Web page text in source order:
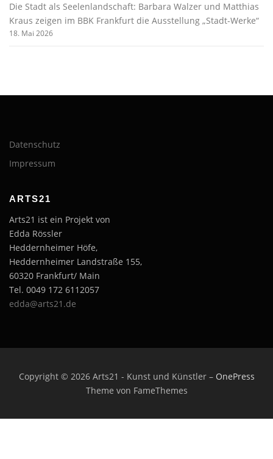
Die Stadt als Seelenlandschaft: Barbara Walzer und Matthias
Kraus zeigen im BBK Frankfurt die Ausstellung „Stadt-Werke“
18. Mai 2026
Datenschutz
Impressum
ARTS21
Arts21 ist ein Projekt von
Edda Rössler
Heddernheimer Höfe,
Heddernheimer Landstraße 155,
60320 Frankfurt/ Main
Tel. 0049 172 6112057
edda@arts21.de
Copyright © 2026 Arts21 - Kunst und Künstler – OnePress
Theme von FameThemes